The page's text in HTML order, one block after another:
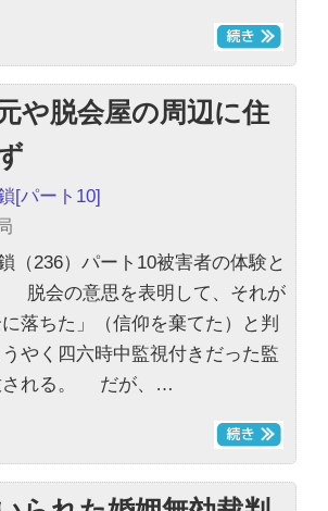
や脱会屋の周辺に住
[パート10]
（236）パート10被害者の体験と
脱会の意思を表明して、それが
落ちた」（信仰を棄てた）と判
やく四六時中監視付きだった監
される。 だが、…